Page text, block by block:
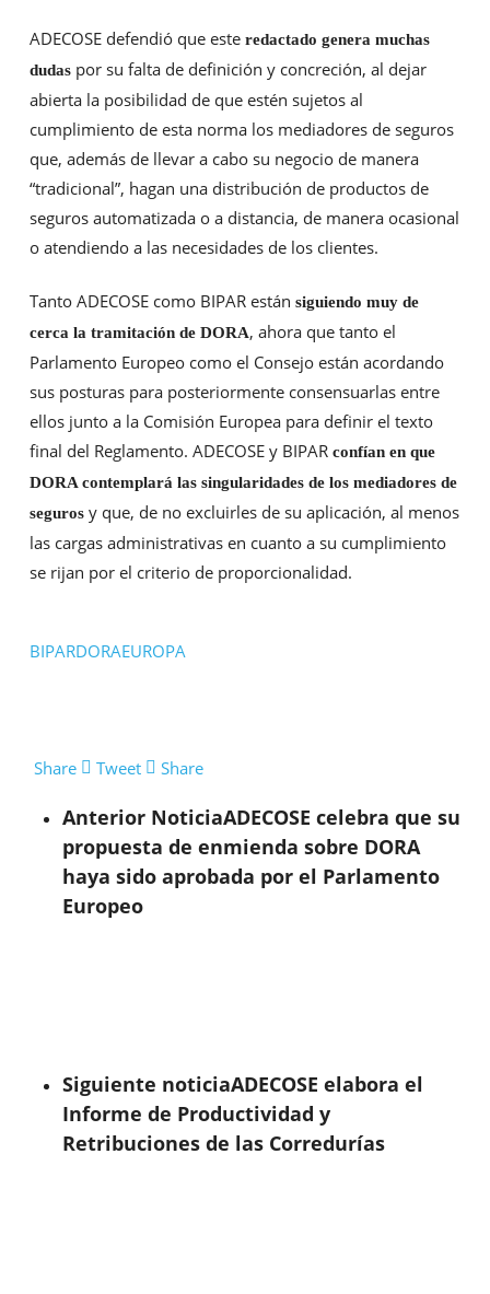
ADECOSE defendió que este redactado genera muchas
dudaspor su falta de definición y concreción, al dejar
abierta la posibilidad de que estén sujetos al
cumplimiento de esta norma los mediadores de seguros
que, además de llevar a cabo su negocio de manera
“tradicional”, hagan una distribución de productos de
seguros automatizada o a distancia, de manera ocasional
o atendiendo a las necesidades de los clientes.
Tanto ADECOSE como BIPAR están siguiendo muy de
cerca la tramitación de DORA, ahora que tanto el
Parlamento Europeo como el Consejo están acordando
sus posturas para posteriormente consensuarlas entre
ellos junto a la Comisión Europea para definir el texto
final del Reglamento. ADECOSE y BIPAR confían en que
DORA contemplará las singularidades de los mediadores de
segurosy que, de no excluirles de su aplicación, al menos
las cargas administrativas en cuanto a su cumplimiento
se rijan por el criterio de proporcionalidad.
BIPARDORAEUROPA
Share Tweet Share
Anterior NoticiaADECOSE celebra que su
propuesta de enmienda sobre DORA
haya sido aprobada por el Parlamento
Europeo
Siguiente noticiaADECOSE elabora el
Informe de Productividad y
Retribuciones de las Corredurías